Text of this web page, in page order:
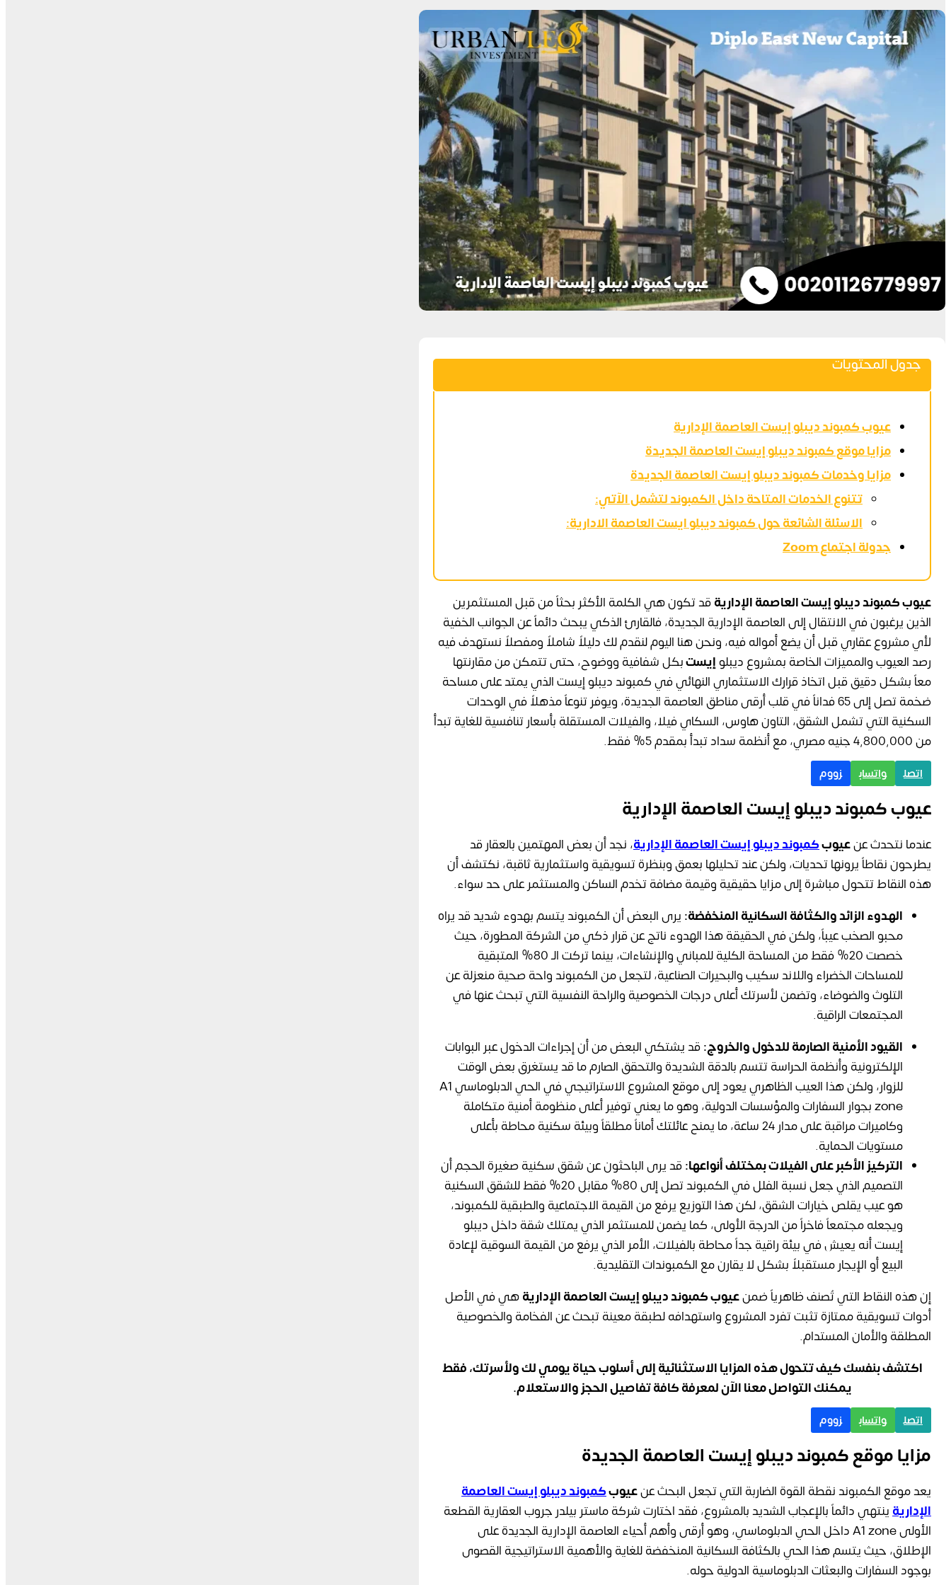
جدول المحتويات
عيوب كمبوند ديبلو إيست العاصمة الإدارية
مزايا موقع كمبوند ديبلو إيست العاصمة الجديدة
مزايا وخدمات كمبوند ديبلو إيست العاصمة الجديدة
تتنوع الخدمات المتاحة داخل الكمبوند لتشمل الآتي:
الاسئلة الشائعة حول كمبوند ديبلو ايست العاصمة الادارية:
جدولة اجتماع Zoom
عيوب كمبوند ديبلو إيست العاصمة الإداريةقد تكون هي الكلمة الأكثر بحثاً من قبل المستثمرين
الذين يرغبون في الانتقال إلى العاصمة الإدارية الجديدة، فالقارئ الذكي يبحث دائماً عن الجوانب الخفية
لأي مشروع عقاري قبل أن يضع أمواله فيه، ونحن هنا اليوم لنقدم لك دليلاً شاملاً ومفصلاً نستهدف فيه
رصد العيوب والمميزات الخاصة بمشروع ديبلوإيستبكل شفافية ووضوح، حتى تتمكن من مقارنتها
معاً بشكل دقيق قبل اتخاذ قرارك الاستثماري النهائي في كمبوند ديبلو إيست الذي يمتد على مساحة
ضخمة تصل إلى 65 فداناً في قلب أرقى مناطق العاصمة الجديدة، ويوفر تنوعاً مذهلاً في الوحدات
السكنية التي تشمل الشقق، التاون هاوس، السكاي فيلا، والفيلات المستقلة بأسعار تنافسية للغاية تبدأ
من 4,800,000 جنيه مصري، مع أنظمة سداد تبدأ بمقدم 5% فقط.
اتصل واتساب زووم
عيوب كمبوند ديبلو إيست العاصمة الإدارية
عندما نتحدث عنعيوبكمبوند ديبلو إيست العاصمة الإدارية، نجد أن بعض المهتمين بالعقار قد
يطرحون نقاطاً يرونها تحديات، ولكن عند تحليلها بعمق وبنظرة تسويقية واستثمارية ثاقبة، نكتشف أن
هذه النقاط تتحول مباشرة إلى مزايا حقيقية وقيمة مضافة تخدم الساكن والمستثمر على حد سواء.
الهدوء الزائد والكثافة السكانية المنخفضة: يرى البعض أن الكمبوند يتسم بهدوء شديد قد يراه
محبو الصخب عيباً، ولكن في الحقيقة هذا الهدوء ناتج عن قرار ذكي من الشركة المطورة، حيث
خصصت 20% فقط من المساحة الكلية للمباني والإنشاءات، بينما تركت الـ 80% المتبقية
للمساحات الخضراء واللاند سكيب والبحيرات الصناعية، لتجعل من الكمبوند واحة صحية منعزلة عن
التلوث والضوضاء، وتضمن لأسرتك أعلى درجات الخصوصية والراحة النفسية التي تبحث عنها في
المجتمعات الراقية.
القيود الأمنية الصارمة للدخول والخروج:قد يشتكي البعض من أن إجراءات الدخول عبر البوابات
الإلكترونية وأنظمة الحراسة تتسم بالدقة الشديدة والتحقق الصارم ما قد يستغرق بعض الوقت
للزوار، ولكن هذا العيب الظاهري يعود إلى موقع المشروع الاستراتيجي في الحي الدبلوماسي A1
zone بجوار السفارات والمؤسسات الدولية، وهو ما يعني توفير أعلى منظومة أمنية متكاملة
وكاميرات مراقبة على مدار 24 ساعة، ما يمنح عائلتك أماناً مطلقاً وبيئة سكنية محاطة بأعلى
مستويات الحماية.
التركيز الأكبر على الفيلات بمختلف أنواعها:قد يرى الباحثون عن شقق سكنية صغيرة الحجم أن
التصميم الذي جعل نسبة الفلل في الكمبوند تصل إلى 80% مقابل 20% فقط للشقق السكنية
هو عيب يقلص خيارات الشقق، لكن هذا التوزيع يرفع من القيمة الاجتماعية والطبقية للكمبوند،
ويجعله مجتمعاً فاخراً من الدرجة الأولى، كما يضمن للمستثمر الذي يمتلك شقة داخل ديبلو
إيست أنه يعيش في بيئة راقية جداً محاطة بالفيلات، الأمر الذي يرفع من القيمة السوقية لإعادة
البيع أو الإيجار مستقبلاً بشكل لا يقارن مع الكمبوندات التقليدية.
إن هذه النقاط التي تُصنف ظاهرياً ضمنعيوب كمبوند ديبلو إيست العاصمة الإداريةهي في الأصل
أدوات تسويقية ممتازة تثبت تفرد المشروع واستهدافه لطبقة معينة تبحث عن الفخامة والخصوصية
المطلقة والأمان المستدام.
اكتشف بنفسك كيف تتحول هذه المزايا الاستثنائية إلى أسلوب حياة يومي لك ولأسرتك، فقط
يمكنك التواصل معنا الآن لمعرفة كافة تفاصيل الحجز والاستعلام.
اتصل واتساب زووم
مزايا موقع كمبوند ديبلو إيست العاصمة الجديدة
يعد موقع الكمبوند نقطة القوة الضاربة التي تجعل البحث عنعيوبكمبوند ديبلو إيست العاصمة
الإداريةينتهي دائماً بالإعجاب الشديد بالمشروع، فقد اختارت شركة ماستر بيلدر جروب العقارية القطعة
الأولى A1 zone داخل الحي الدبلوماسي، وهو أرقى وأهم أحياء العاصمة الإدارية الجديدة على
الإطلاق، حيث يتسم هذا الحي بالكثافة السكانية المنخفضة للغاية والأهمية الاستراتيجية القصوى
بوجود السفارات والبعثات الدبلوماسية الدولية حوله.